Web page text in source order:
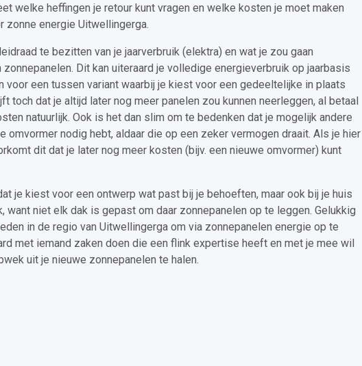
welke heffingen je retour kunt vragen en welke kosten je moet maken
zonne energie Uitwellingerga.
te bezitten van je jaarverbruik (elektra) en wat je zou gaan
Dit kan uiteraard je volledige energieverbruik op jaarbasis
voor een tussen variant waarbij je kiest voor een gedeeltelijke in plaats
toch dat je altijd later nog meer panelen zou kunnen neerleggen, al betaal
natuurlijk. Ook is het dan slim om te bedenken dat je mogelijk andere
omvormer nodig hebt, aldaar die op een zeker vermogen draait. Als je hier
dit dat je later nog meer kosten (bijv. een nieuwe omvormer) kunt
je kiest voor een ontwerp wat past bij je behoeften, maar ook bij je huis
want niet elk dak is gepast om daar zonnepanelen op te leggen. Gelukkig
in de regio van Uitwellingerga om via zonnepanelen energie op te
met iemand zaken doen die een flink expertise heeft en met je mee wil
uit je nieuwe zonnepanelen te halen.